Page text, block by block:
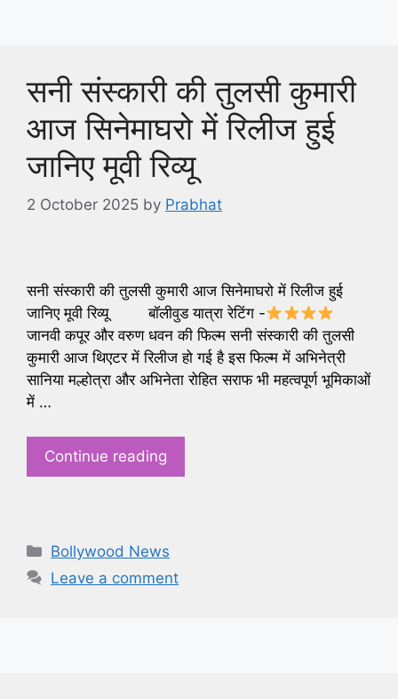
सनी संस्कारी की तुलसी कुमारी
आज सिनेमाघरो में रिलीज हुई
जानिए मूवी रिव्यू
2 October 2025 by Prabhat
सनी संस्कारी की तुलसी कुमारी आज सिनेमाघरो में रिलीज हुई
जानिए मूवी रिव्यू बॉलीवुड यात्रा रेटिंग -
जानवी कपूर और वरुण धवन की फिल्म सनी संस्कारी की तुलसी
कुमारी आज थिएटर में रिलीज हो गई है इस फिल्म में अभिनेत्री
सानिया मल्होत्रा और अभिनेता रोहित सराफ भी महत्वपूर्ण भूमिकाओं
में …
Continue reading
Categories
Bollywood News
Leave a comment